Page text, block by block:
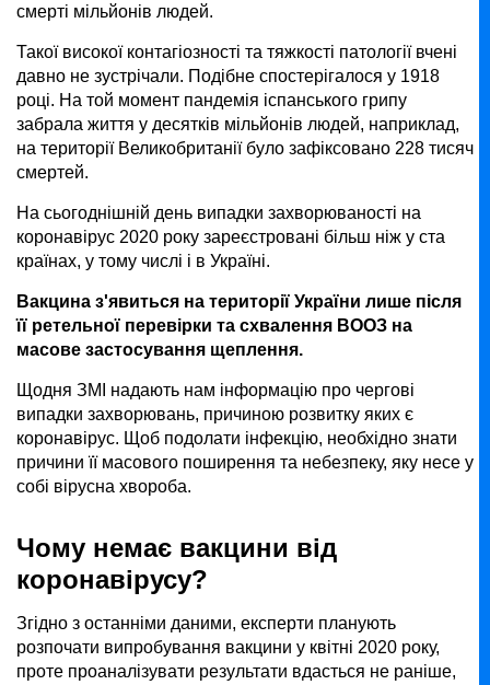
смерті мільйонів людей.
Такої високої контагіозності та тяжкості патології вчені
давно не зустрічали. Подібне спостерігалося у 1918
році. На той момент пандемія іспанського грипу
забрала життя у десятків мільйонів людей, наприклад,
на території Великобританії було зафіксовано 228 тисяч
смертей.
На сьогоднішній день випадки захворюваності на
коронавірус 2020 року зареєстровані більш ніж у ста
країнах, у тому числі і в Україні.
Вакцина з'явиться на території України лише після
її ретельної перевірки та схвалення ВООЗ на
масове застосування щеплення.
Щодня ЗМІ надають нам інформацію про чергові
випадки захворювань, причиною розвитку яких є
коронавірус. Щоб подолати інфекцію, необхідно знати
причини її масового поширення та небезпеку, яку несе у
собі вірусна хвороба.
Чому немає вакцини від
коронавірусу?
Згідно з останніми даними, експерти планують
розпочати випробування вакцини у квітні 2020 року,
проте проаналізувати результати вдасться не раніше,